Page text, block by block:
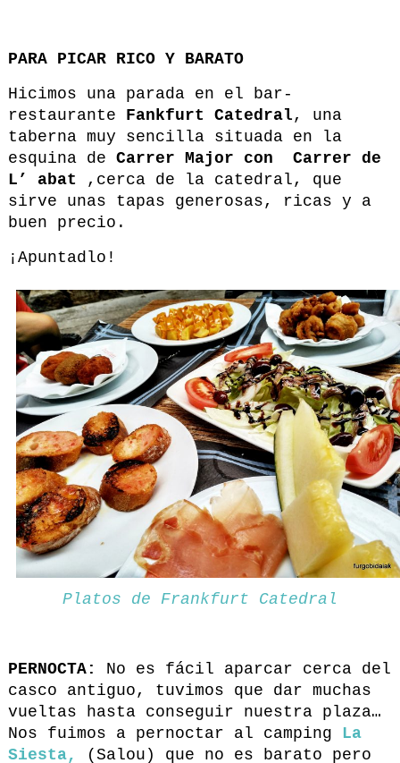
PARA PICAR RICO Y BARATO
Hicimos una parada en el bar-
restaurante Fankfurt Catedral, una
taberna muy sencilla situada en la
esquina de Carrer Major con
Carrer de
L’ abat ,cerca de la catedral, que
sirve unas tapas generosas, ricas y a
buen precio.
¡Apuntadlo!
Platos de Frankfurt Catedral
PERNOCTA:
No es fácil aparcar cerca del
casco antiguo, tuvimos que dar muchas
vueltas hasta conseguir nuestra plaza…
Nos fuimos a pernoctar al camping La
Siesta,
(Salou) que no es barato pero